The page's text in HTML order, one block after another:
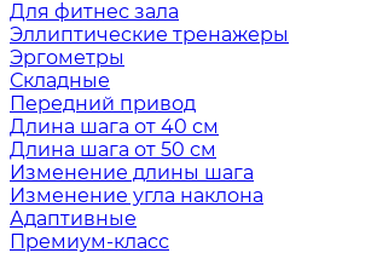
Для фитнес зала
Эллиптические тренажеры
Эргометры
Складные
Передний привод
Длина шага от 40 см
Длина шага от 50 см
Изменение длины шага
Изменение угла наклона
Адаптивные
Премиум-класс